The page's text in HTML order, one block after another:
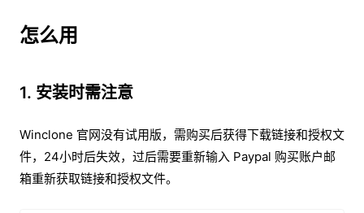
怎么用
1. 安装时需注意
Winclone 官网没有试用版，需购买后获得下载链接和授权文
件，24小时后失效，过后需要重新输入 Paypal 购买账户邮
箱重新获取链接和授权文件。